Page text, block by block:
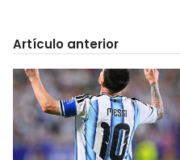
Artículo anterior